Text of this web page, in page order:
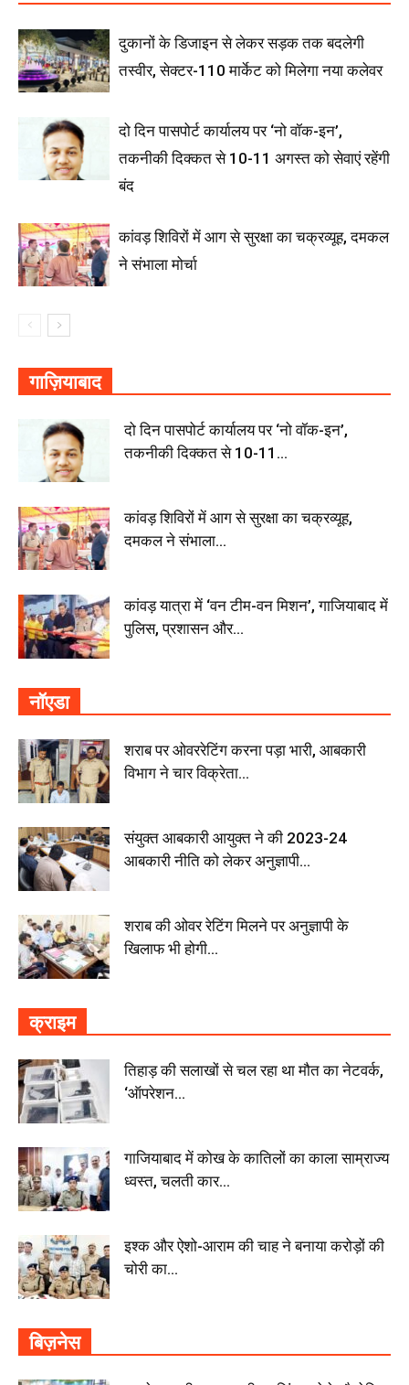
दुकानों के डिजाइन से लेकर सड़क तक बदलेगी
तस्वीर, सेक्टर-110 मार्केट को मिलेगा नया कलेवर
दो दिन पासपोर्ट कार्यालय पर ‘नो वॉक-इन’,
तकनीकी दिक्कत से 10-11 अगस्त को सेवाएं रहेंगी
बंद
कांवड़ शिविरों में आग से सुरक्षा का चक्रव्यूह, दमकल
ने संभाला मोर्चा
गाज़ियाबाद
दो दिन पासपोर्ट कार्यालय पर ‘नो वॉक-इन’,
तकनीकी दिक्कत से 10-11...
कांवड़ शिविरों में आग से सुरक्षा का चक्रव्यूह,
दमकल ने संभाला...
कांवड़ यात्रा में ‘वन टीम-वन मिशन’, गाजियाबाद में
पुलिस, प्रशासन और...
नॉएडा
शराब पर ओवररेटिंग करना पड़ा भारी, आबकारी
विभाग ने चार विक्रेता...
संयुक्त आबकारी आयुक्त ने की 2023-24
आबकारी नीति को लेकर अनुज्ञापी...
शराब की ओवर रेटिंग मिलने पर अनुज्ञापी के
खिलाफ भी होगी...
क्राइम
तिहाड़ की सलाखों से चल रहा था मौत का नेटवर्क,
‘ऑपरेशन...
गाजियाबाद में कोख के कातिलों का काला साम्राज्य
ध्वस्त, चलती कार...
इश्क और ऐशो-आराम की चाह ने बनाया करोड़ों की
चोरी का...
बिज़नेस